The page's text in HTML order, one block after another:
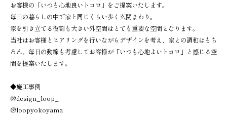
お客様の「いつも心地良いトコロ」をご提案いたします。
毎日の暮らしの中で家と同じくらい歩く玄関まわり。
家を引き立てる役割も大きい外空間はとても重要な空間となります。
当社はお客様とヒアリングを行いながらデザインを考え、家との調和はもち
ろん、毎日の動線も考慮してお客様が「いつも心地よいトコロ」と感じる空
間を提案いたします。
◆施工事例
@design_loop_
@loopyokoyama